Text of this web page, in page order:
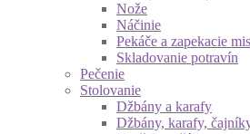
Nože
Náčinie
Pekáče a zapekacie
Skladovanie potravín
Pečenie
Stolovanie
Džbány a karafy
Džbány, karafy,